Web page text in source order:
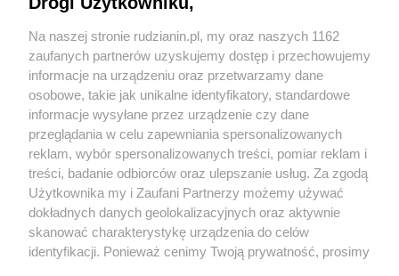
Wydawca mediów lokalnych
Nie zapomnij
zapoznać się z:
polityką prywatności regulamin korzystania z portali
Twojemiasto
Piekary Śląskie
Chorzów
Tarnowskie Góry
Skontaktuj sięz nami
Kontakt
Wydawca
Redakcja
Na naszej stronie rudzianin.pl, my oraz naszych 1162
zaufanych partnerów uzyskujemy dostęp i przechowujemy
informacje na urządzeniu oraz przetwarzamy dane
osobowe, takie jak unikalne identyfikatory, standardowe
informacje wysyłane przez urządzenie czy dane
przeglądania w celu zapewniania spersonalizowanych
reklam, wybór spersonalizowanych treści, pomiar reklam i
treści, badanie odbiorców oraz ulepszanie usług. Za zgodą
Użytkownika my i Zaufani Partnerzy możemy używać
dokładnych danych geolokalizacyjnych oraz aktywnie
skanować charakterystykę urządzenia do celów
identyfikacji. Ponieważ cenimy Twoją prywatność, prosimy